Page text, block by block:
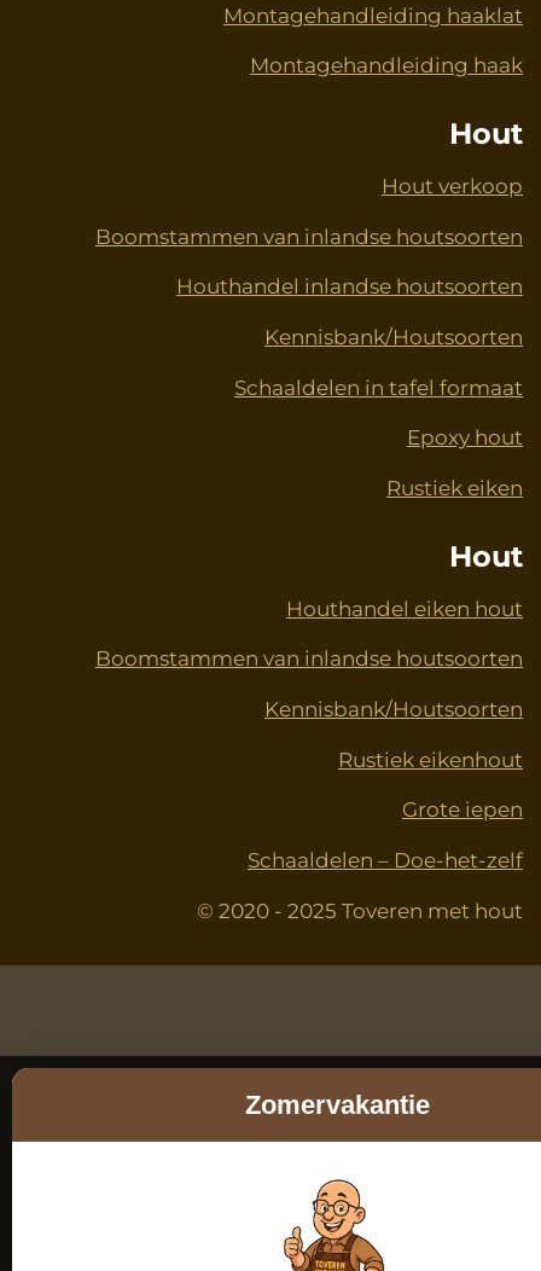
Montagehandleiding haaklat
Montagehandleiding haak
Hout
Hout verkoop
Boomstammen van inlandse houtsoorten
Houthandel inlandse houtsoorten
Kennisbank/Houtsoorten
Schaaldelen in tafel formaat
Epoxy hout
Rustiek eiken
Hout
Houthandel eiken hout
Boomstammen van inlandse houtsoorten
Kennisbank/Houtsoorten
Rustiek eikenhout
Grote iepen
Schaaldelen – Doe-het-zelf
© 2020 - 2025 Toveren met hout
Zomervakantie